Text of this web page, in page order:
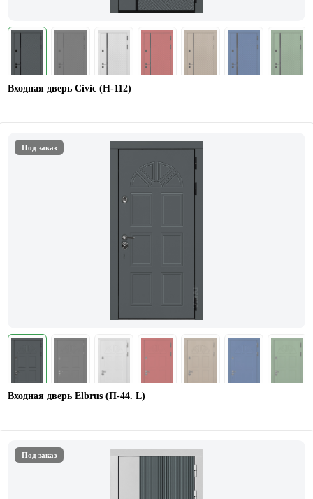
Входная дверь Civic (Н-112)
Под заказ
Входная дверь Elbrus (П-44. L)
Под заказ